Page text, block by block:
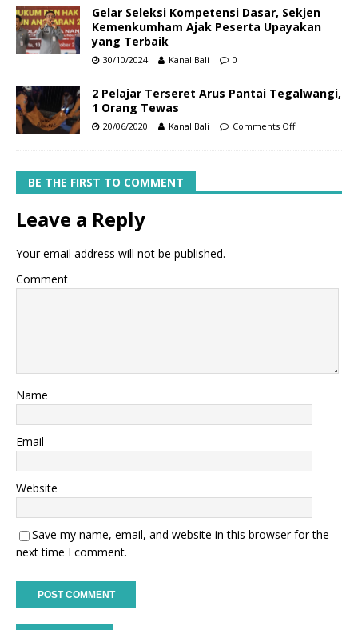
Gelar Seleksi Kompetensi Dasar, Sekjen
Kemenkumham Ajak Peserta Upayakan
yang Terbaik
30/10/2024 Kanal Bali 0
2 Pelajar Terseret Arus Pantai Tegalwangi,
1 Orang Tewas
20/06/2020 Kanal Bali Comments Off
BE THE FIRST TO COMMENT
Leave a Reply
Your email address will not be published.
Comment
Name
Email
Website
Save my name, email, and website in this browser for the
next time I comment.